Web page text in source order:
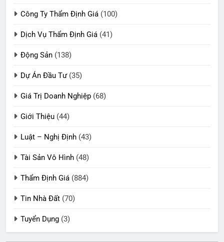
Công Ty Thẩm Định Giá (100)
Dịch Vụ Thẩm Định Giá (41)
Động Sản (138)
Dự Án Đầu Tư(35)
Giá Trị Doanh Nghiệp (68)
Giới Thiệu (44)
Luật – Nghị Định (43)
Tài Sản Vô Hình (48)
Thẩm Định Giá (884)
Tin Nhà Đất (70)
Tuyển Dụng (3)